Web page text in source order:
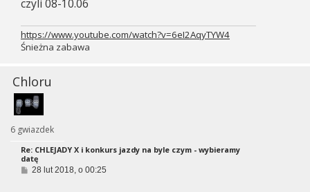
czyli 08-10.06
https://www.youtube.com/watch?v=6eI2AqyTYW4
Śnieżna zabawa
Chloru
6 gwiazdek
Re: CHLEJADY X i konkurs jazdy na byle czym - wybieramy
datę
P28 lut 2018, o 00:25